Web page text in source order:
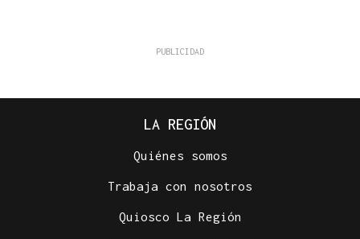
LA REGIÓN
Quiénes somos
Trabaja con nosotros
Quiosco La Región